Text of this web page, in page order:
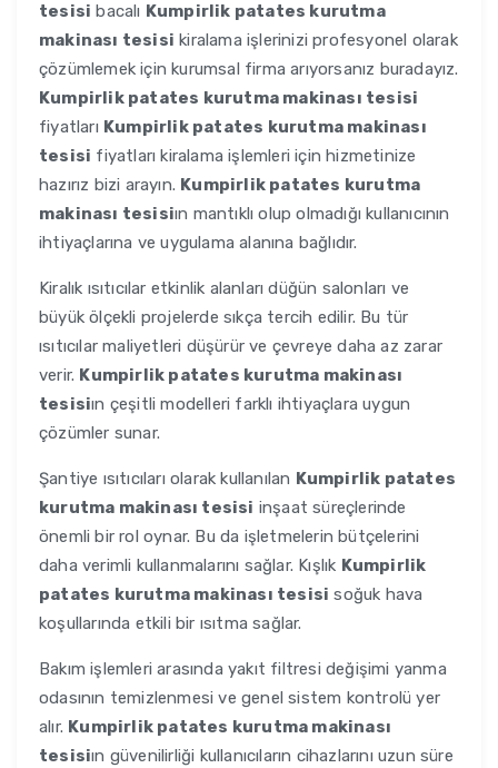
tesisi bacalı Kumpirlik patates kurutma
makinası tesisi kiralama işlerinizi profesyonel olarak
çözümlemek için kurumsal firma arıyorsanız buradayız.
Kumpirlik patates kurutma makinası tesisi
fiyatları Kumpirlik patates kurutma makinası
tesisi fiyatları kiralama işlemleri için hizmetinize
hazırız bizi arayın. Kumpirlik patates kurutma
makinası tesisiın mantıklı olup olmadığı kullanıcının
ihtiyaçlarına ve uygulama alanına bağlıdır.
Kiralık ısıtıcılar etkinlik alanları düğün salonları ve
büyük ölçekli projelerde sıkça tercih edilir. Bu tür
ısıtıcılar maliyetleri düşürür ve çevreye daha az zarar
verir. Kumpirlik patates kurutma makinası
tesisiın çeşitli modelleri farklı ihtiyaçlara uygun
çözümler sunar.
Şantiye ısıtıcıları olarak kullanılan Kumpirlik patates
kurutma makinası tesisi inşaat süreçlerinde
önemli bir rol oynar. Bu da işletmelerin bütçelerini
daha verimli kullanmalarını sağlar. Kışlık Kumpirlik
patates kurutma makinası tesisi soğuk hava
koşullarında etkili bir ısıtma sağlar.
Bakım işlemleri arasında yakıt filtresi değişimi yanma
odasının temizlenmesi ve genel sistem kontrolü yer
alır. Kumpirlik patates kurutma makinası
tesisiın güvenilirliği kullanıcıların cihazlarını uzun süre